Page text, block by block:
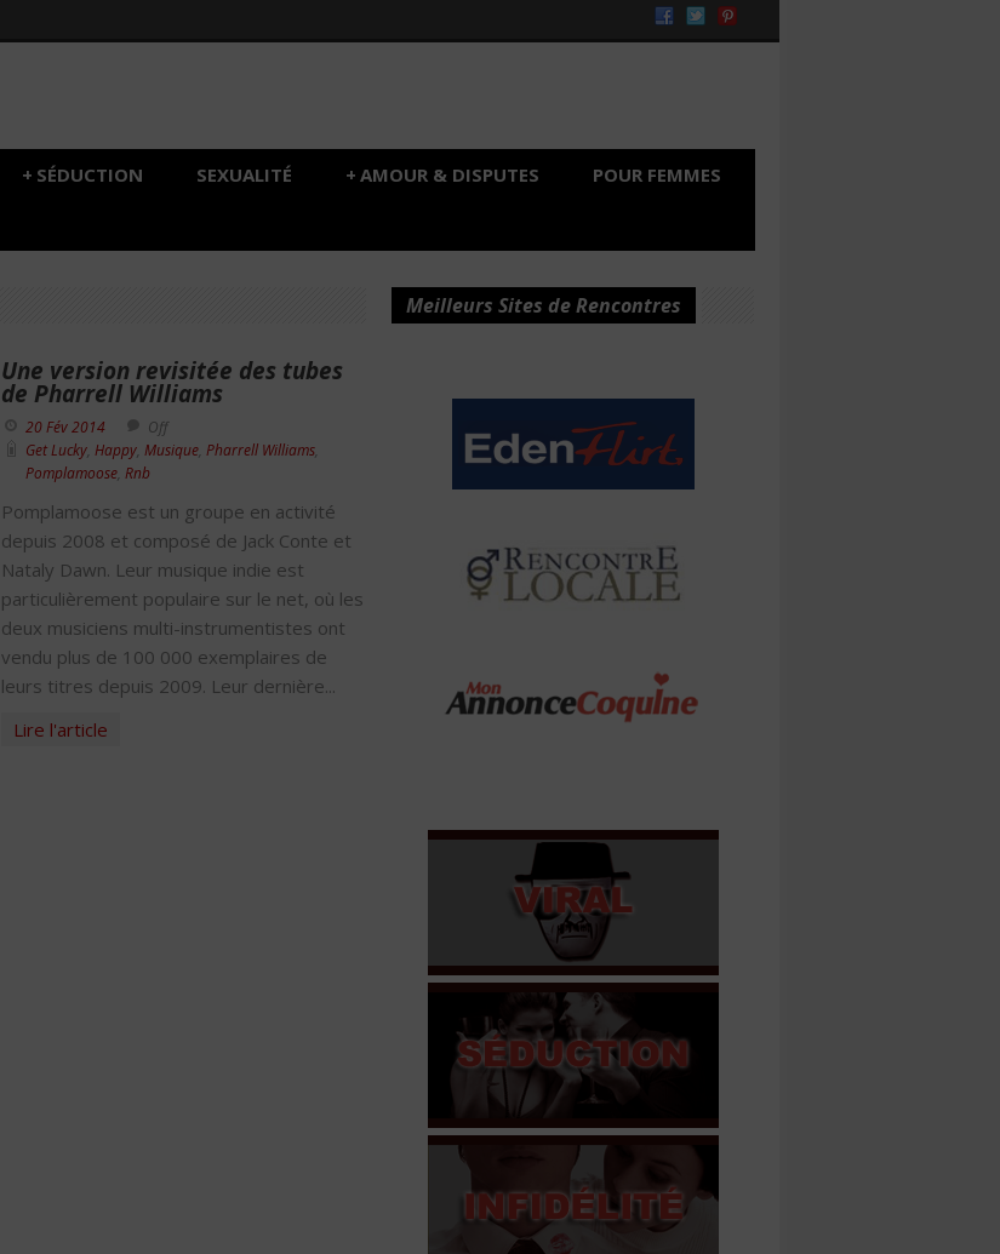
SÉDUCTION
+ SEXUALITÉ AMOUR & DISPUTES
+ POUR FEMMES
Une version revisitée des tubes
de Pharrell Williams
20 Fév 2014
Off
Get Lucky, Happy, Musique, Pharrell Williams,
Pomplamoose, Rnb
Pomplamoose est un groupe en activité
depuis 2008 et composé de Jack Conte et
Nataly Dawn. Leur musique indie est
particulièrement populaire sur le net, où les
deux musiciens multi-instrumentistes ont
vendu plus de 100 000 exemplaires de
leurs titres depuis 2009. Leur dernière...
Lire l'article
Meilleurs Sites de Rencontres